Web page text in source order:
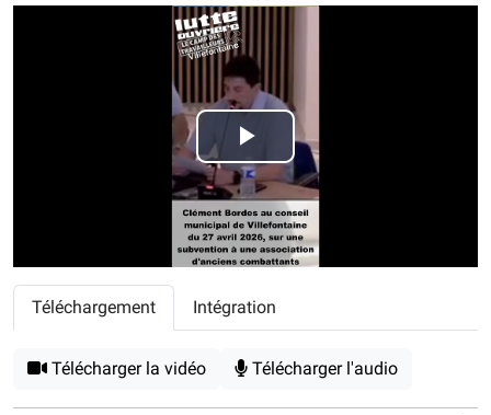
Play
Video
Téléchargement Intégration
Télécharger la vidéo Télécharger l'audio